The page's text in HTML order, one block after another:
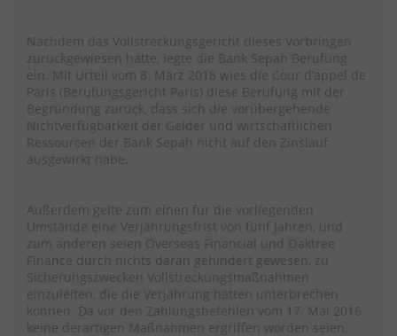
Nachdem das Vollstreckungsgericht dieses Vorbringen
zurückgewiesen hatte, legte die Bank Sepah Berufung
ein. Mit Urteil vom 8. März 2018 wies die Cour d’appel de
Paris (Berufungsgericht Paris) diese Berufung mit der
Begründung zurück, dass sich die vorübergehende
Nichtverfügbarkeit der Gelder und wirtschaftlichen
Ressourcen der Bank Sepah nicht auf den Zinslauf
ausgewirkt habe.
Außerdem gelte zum einen für die vorliegenden
Umstände eine Verjährungsfrist von fünf Jahren, und
zum anderen seien Overseas Financial und Oaktree
Finance durch nichts daran gehindert gewesen, zu
Sicherungszwecken Vollstreckungsmaßnahmen
einzuleiten, die die Verjährung hätten unterbrechen
können. Da vor den Zahlungsbefehlen vom 17. Mai 2016
keine derartigen Maßnahmen ergriffen worden seien,